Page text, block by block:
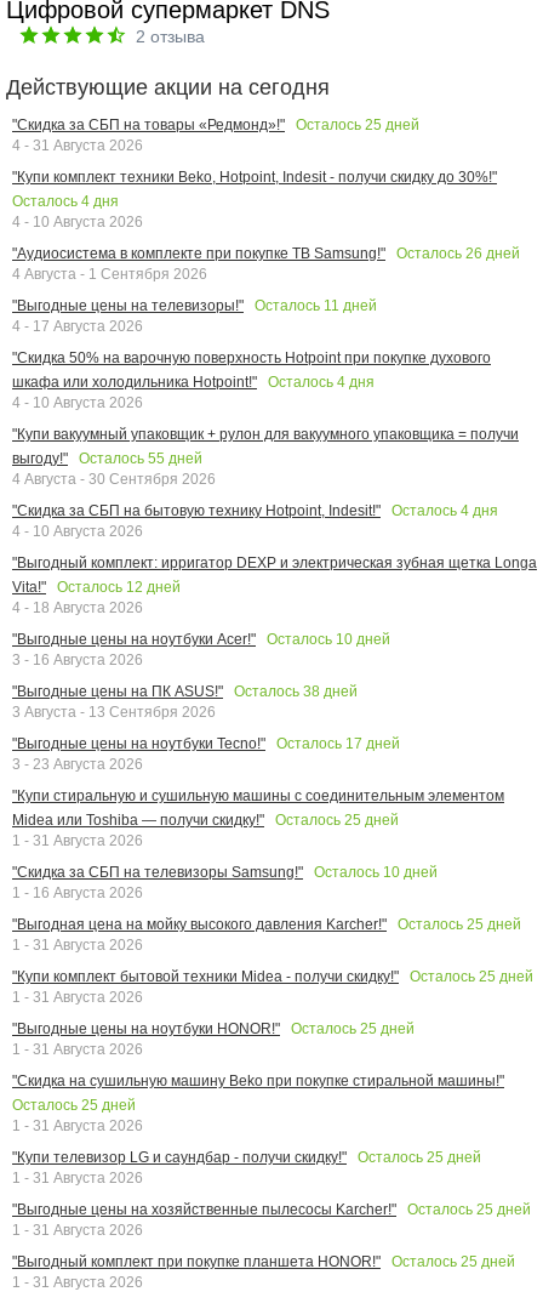
Цифровой супермаркет DNS
2 отзыва
Действующие акции на сегодня
"Скидка за СБП на товары «Редмонд»!" Осталось 25 дней
4 - 31 Августа 2026
"Купи комплект техники Beko, Hotpoint, Indesit - получи скидку до 30%!"
Осталось 4 дня
4 - 10 Августа 2026
"Аудиосистема в комплекте при покупке ТВ Samsung!"
Осталось 26 дней
4 Августа - 1 Сентября 2026
"Выгодные цены на телевизоры!"
Осталось 11 дней
4 - 17 Августа 2026
"Скидка 50% на варочную поверхность Hotpoint при покупке духового
шкафа или холодильника Hotpoint!"
Осталось 4 дня
4 - 10 Августа 2026
"Купи вакуумный упаковщик + рулон для вакуумного упаковщика = получи
выгоду!"
Осталось 55 дней
4 Августа - 30 Сентября 2026
"Скидка за СБП на бытовую технику Hotpoint, Indesit!"
Осталось 4 дня
4 - 10 Августа 2026
"Выгодный комплект: ирригатор DEXP и электрическая зубная щетка Longa
Vita!"
Осталось 12 дней
4 - 18 Августа 2026
"Выгодные цены на ноутбуки Acer!"
Осталось 10 дней
3 - 16 Августа 2026
"Выгодные цены на ПК ASUS!"
Осталось 38 дней
3 Августа - 13 Сентября 2026
"Выгодные цены на ноутбуки Tecno!"
Осталось 17 дней
3 - 23 Августа 2026
"Купи стиральную и сушильную машины с соединительным элементом
Midea или Toshiba — получи скидку!"
Осталось 25 дней
1 - 31 Августа 2026
"Скидка за СБП на телевизоры Samsung!"
Осталось 10 дней
1 - 16 Августа 2026
"Выгодная цена на мойку высокого давления Karcher!"
Осталось 25 дней
1 - 31 Августа 2026
"Купи комплект бытовой техники Midea - получи скидку!"
Осталось 25 дней
1 - 31 Августа 2026
"Выгодные цены на ноутбуки HONOR!"
Осталось 25 дней
1 - 31 Августа 2026
"Скидка на сушильную машину Beko при покупке стиральной машины!"
Осталось 25 дней
1 - 31 Августа 2026
"Купи телевизор LG и саундбар - получи скидку!"
Осталось 25 дней
1 - 31 Августа 2026
"Выгодные цены на хозяйственные пылесосы Karcher!"
Осталось 25 дней
1 - 31 Августа 2026
"Выгодный комплект при покупке планшета HONOR!"
Осталось 25 дней
1 - 31 Августа 2026